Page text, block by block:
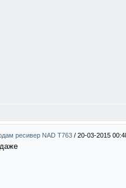
ресивер NAD T763 / 20-03-2015